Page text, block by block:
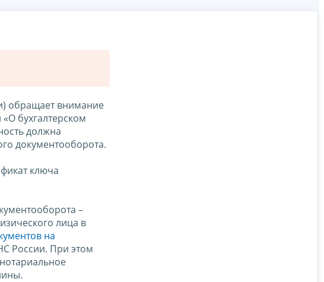
обращает внимание
бухгалтерском
должна
документооборота.
ключа
–
лица в
на
России. При этом